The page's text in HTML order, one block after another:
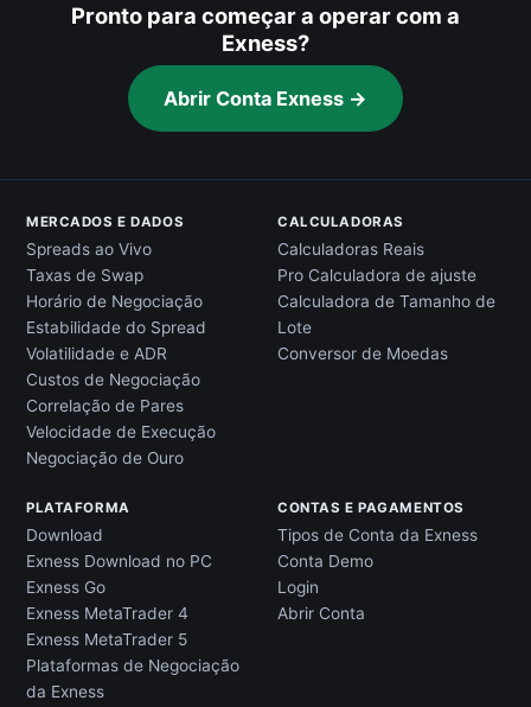
Pronto para começar a operar com a
Exness?
Abrir Conta Exness →
MERCADOS E DADOS
Spreads ao Vivo
Taxas de Swap
Horário de Negociação
Estabilidade do Spread
Volatilidade e ADR
Custos de Negociação
Correlação de Pares
Velocidade de Execução
Negociação de Ouro
CALCULADORAS
Calculadoras Reais
Pro Calculadora de ajuste
Calculadora de Tamanho de
Lote
Conversor de Moedas
PLATAFORMA
Download
Exness Download no PC
Exness Go
Exness MetaTrader 4
Exness MetaTrader 5
Plataformas de Negociação
da Exness
CONTAS E PAGAMENTOS
Tipos de Conta da Exness
Conta Demo
Login
Abrir Conta